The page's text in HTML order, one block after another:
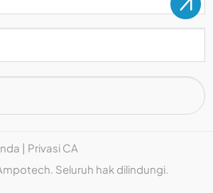
| Privasi CA
Seluruh hak dilindungi.